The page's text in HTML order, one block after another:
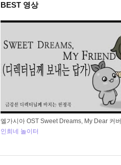
BEST 영상
엘가시아 OST Sweet Dreams, My Dear 커버
인희네 놀이터